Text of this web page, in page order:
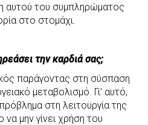
αυτού του συμπληρώματος
στο στομάχι.
την καρδιά σας;
παράγοντας στη σύσπαση
μεταβολισμό. Γι’ αυτό,
στη λειτουργία της
να μην γίνει χρήση του